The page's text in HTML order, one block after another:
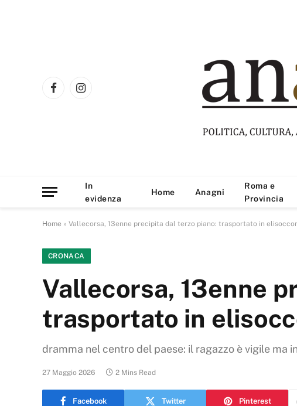
FacebookInstagram
In
evidenza
Home Anagni
Roma e
Provincia
Home » Vallecorsa, 13enne precipita dal terzo piano: trasportato in
CRONACA
Vallecorsa, 13enne
trasportato in
dramma nel centro del paese: il ragazzo è vigile ma
27 Maggio 2026 2 Mins Read
Facebook Twitter Pinterest